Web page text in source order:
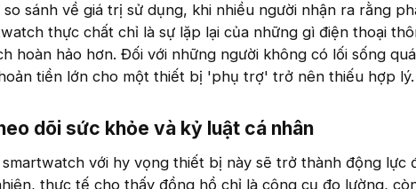
sánh về giá trị sử dụng, khi nhiều người nhận ra rằng
thực chất chỉ là sự lặp lại của những gì điện thoại
hoàn hảo hơn. Đối với những người không có lối sống
tiền lớn cho một thiết bị 'phụ trợ' trở nên thiếu hợp lý.
dõi sức khỏe và kỷ luật cá nhân​
với hy vọng thiết bị này sẽ trở thành động lực
thực tế cho thấy đồng hồ chỉ là công cụ đo lường,